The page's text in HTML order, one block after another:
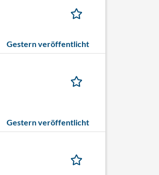
Gestern veröffentlicht
Gestern veröffentlicht